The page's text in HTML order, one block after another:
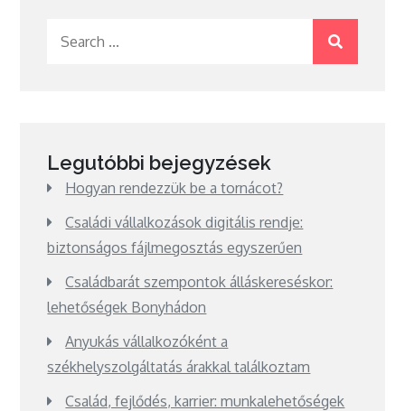
Legutóbbi bejegyzések
Hogyan rendezzük be a tornácot?
Családi vállalkozások digitális rendje:
biztonságos fájlmegosztás egyszerűen
Családbarát szempontok álláskereséskor:
lehetőségek Bonyhádon
Anyukás vállalkozóként a
székhelyszolgáltatás árakkal találkoztam
Család, fejlődés, karrier: munkalehetőségek